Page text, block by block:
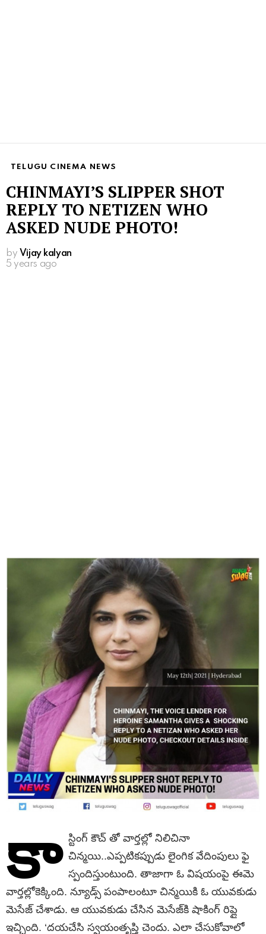
TELUGU CINEMA NEWS
CHINMAYI’S SLIPPER SHOT
REPLY TO NETIZEN WHO
ASKED NUDE PHOTO!
by Vijay kalyan
5 years ago
కా స్టింగ్ కౌచ్ తో వార్తల్లో నిలిచినా
చిన్మయి..ఎప్పటికప్పుడు లైంగిక వేదింపులు ఫై
స్పందిస్తుంటుంది. తాజాగా ఓ విషయంపై ఈమె
వార్తల్లోకెక్కింది. న్యూడ్స్ పంపాలంటూ చిన్మయికి ఓ యువకుడు
మెసేజ్ చేశాడు. ఆ యువకుడు చేసిన మెసేజ్‌కి షాకింగ్ రిప్లై
ఇచ్చింది. ‘దయచేసి స్వయంతృప్తి చెందు. ఎలా చేసుకోవాలో